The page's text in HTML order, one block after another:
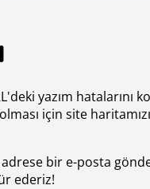
yazım hatalarını
için site haritamızı
bir e-posta
ederiz!